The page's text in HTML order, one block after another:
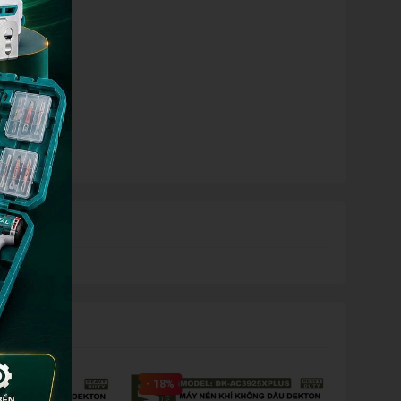
mài
- 18%